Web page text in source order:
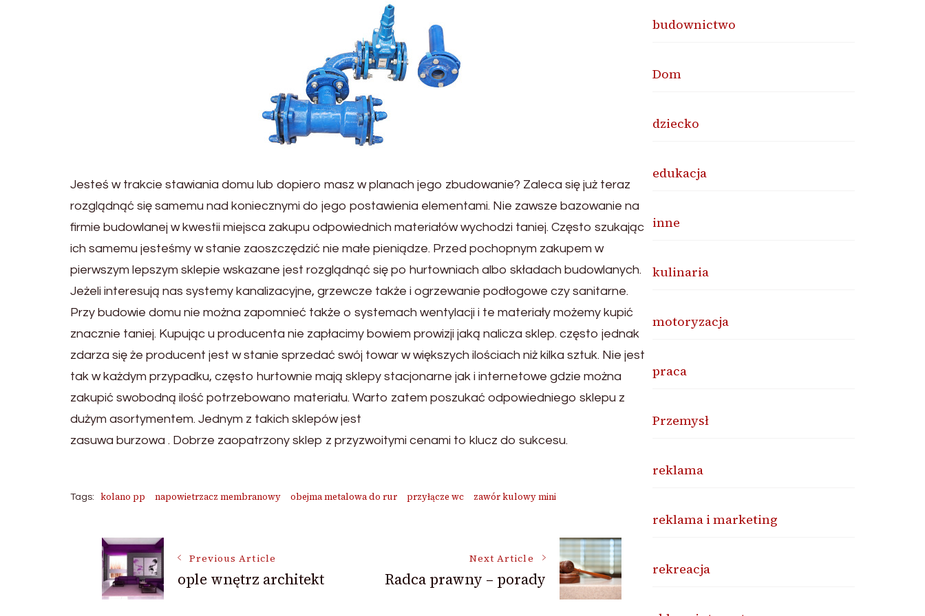
Jesteś w trakcie stawiania domu lub dopiero masz w planach jego zbudowanie? Zaleca się już teraz
rozglądnąć się samemu nad koniecznymi do jego postawienia elementami. Nie zawsze bazowanie na
firmie budowlanej w kwestii miejsca zakupu odpowiednich materiałów wychodzi taniej. Często szukając
ich samemu jesteśmy w stanie zaoszczędzić nie małe pieniądze. Przed pochopnym zakupem w
pierwszym lepszym sklepie wskazane jest rozglądnąć się po hurtowniach albo składach budowlanych.
Jeżeli interesują nas systemy kanalizacyjne, grzewcze także i ogrzewanie podłogowe czy sanitarne.
Przy budowie domu nie można zapomnieć także o systemach wentylacji i te materiały możemy kupić
znacznie taniej. Kupując u producenta nie zapłacimy bowiem prowizji jaką nalicza sklep. często jednak
zdarza się że producent jest w stanie sprzedać swój towar w większych ilościach niż kilka sztuk. Nie jest
tak w każdym przypadku, często hurtownie mają sklepy stacjonarne jak i internetowe gdzie można
zakupić swobodną ilość potrzebowano materiału. Warto zatem poszukać odpowiedniego sklepu z
dużym asortymentem. Jednym z takich sklepów jest
zasuwa burzowa . Dobrze zaopatrzony sklep z przyzwoitymi cenami to klucz do sukcesu.
Tags: kolano pp napowietrzacz membranowy obejma metalowa do rur przyłącze wc zawór kulowy mini
Post
Navigation
Previous Article
ople wnętrz architekt
Next Article
Radca prawny – porady
budownictwo
Dom
dziecko
edukacja
inne
kulinaria
motoryzacja
praca
Przemysł
reklama
reklama i marketing
rekreacja